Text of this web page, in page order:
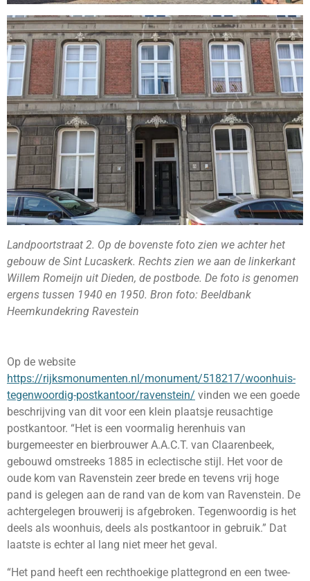
Landpoortstraat 2. Op de bovenste foto zien we achter het
gebouw de Sint Lucaskerk. Rechts zien we aan de linkerkant
Willem Romeijn uit Dieden, de postbode. De foto is genomen
ergens tussen 1940 en 1950. Bron foto: Beeldbank
Heemkundekring Ravestein
Op de website
https://rijksmonumenten.nl/monument/518217/woonhuis-
tegenwoordig-postkantoor/ravenstein/ vinden we een goede
beschrijving van dit voor een klein plaatsje reusachtige
postkantoor. “Het is een voormalig herenhuis van
burgemeester en bierbrouwer A.A.C.T. van Claarenbeek,
gebouwd omstreeks 1885 in eclectische stijl. Het voor de
oude kom van Ravenstein zeer brede en tevens vrij hoge
pand is gelegen aan de rand van de kom van Ravenstein. De
achtergelegen brouwerij is afgebroken. Tegenwoordig is het
deels als woonhuis, deels als postkantoor in gebruik.” Dat
laatste is echter al lang niet meer het geval.
“Het pand heeft een rechthoekige plattegrond en een twee-